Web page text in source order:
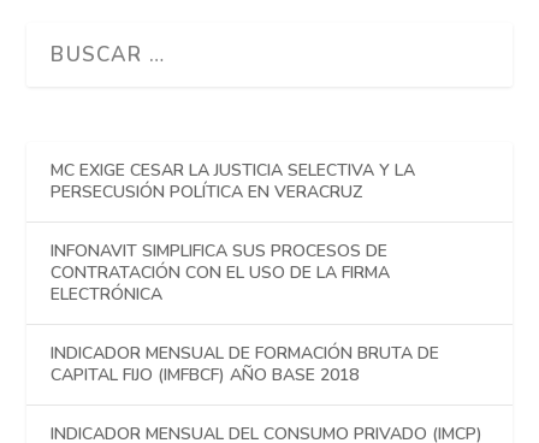
MC EXIGE CESAR LA JUSTICIA SELECTIVA Y LA
PERSECUSIÓN POLÍTICA EN VERACRUZ
INFONAVIT SIMPLIFICA SUS PROCESOS DE
CONTRATACIÓN CON EL USO DE LA FIRMA
ELECTRÓNICA
INDICADOR MENSUAL DE FORMACIÓN BRUTA DE
CAPITAL FIJO (IMFBCF) AÑO BASE 2018
INDICADOR MENSUAL DEL CONSUMO PRIVADO (IMCP)